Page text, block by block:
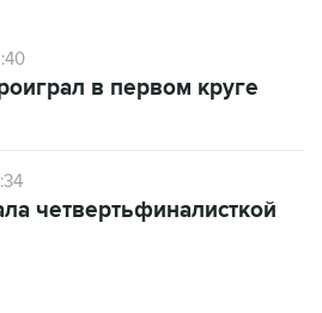
в первом круге
четвертьфиналисткой